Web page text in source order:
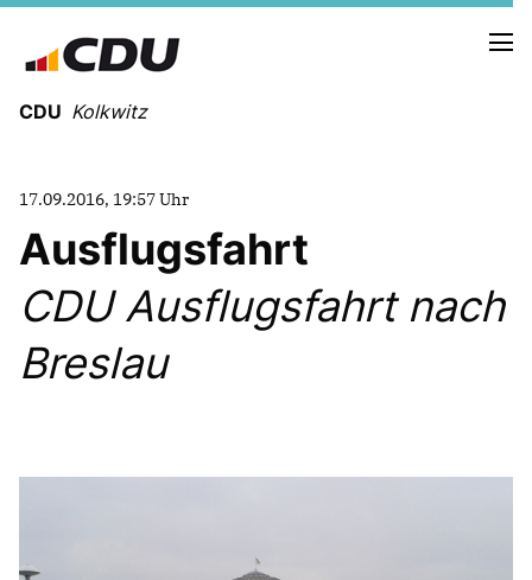
CDU Kolkwitz
Informationen der Gemeinde (Termine,
Satzungen,etc.)
17.09.2016, 19:57 Uhr
Ausflugsfahrt
CDU Ausflugsfahrt nach
Breslau